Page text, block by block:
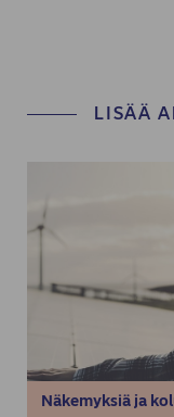
LISÄÄ
Näkemyksiä ja